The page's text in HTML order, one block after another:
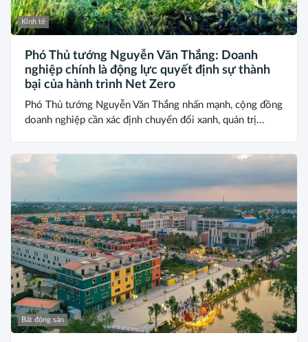
Kinh tế
Phó Thủ tướng Nguyễn Văn Thắng: Doanh
nghiệp chính là động lực quyết định sự thành
bại của hành trình Net Zero
Phó Thủ tướng Nguyễn Văn Thắng nhấn mạnh, cộng đồng
doanh nghiệp cần xác định chuyển đổi xanh, quản trị...
Bất động sản